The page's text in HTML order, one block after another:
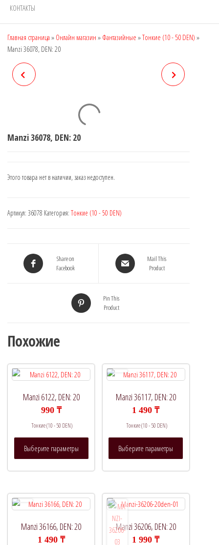
КОНТАКТЫ
Главная страница » Онлайн магазин » Фантазийные »Тонкие (10 - 50 DEN) »
Manzi 36078, DEN: 20
Manzi 36078, DEN: 20
Этого товара нет в наличии, заказ недоступен.
Артикул: 36078 Категория: Тонкие (10 - 50 DEN)
Share on
Facebook
Mail This
Product
Pin This
Product
Похожие
Manzi 6122, DEN: 20
990 ₸
Тонкие (10 - 50 DEN)
Выберите параметры
Этот
Опции
можно
Manzi 36117, DEN: 20
1 490₸
Тонкие (10 - 50 DEN)
Выберите параметры
Опции
можно
Manzi 36166, DEN: 20
1 490 ₸
Manzi 36206, DEN: 20
1 990₸